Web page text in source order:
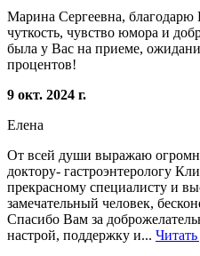
Марина Сергеевна, благодарю
чуткость, чувство юмора и
была у Вас на приеме,
процентов!
9 окт. 2024 г.
Елена
От всей души выражаю
доктору- гастроэнтерологу
прекрасному специалисту и
замечательный человек,
Спасибо Вам за
настрой, поддержку и... Читать